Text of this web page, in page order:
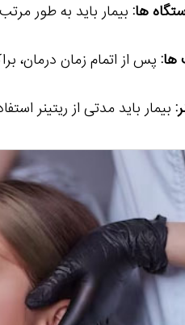
ها: بیمار باید به طور
ها: پس از اتمام زمان درمان،
بیمار باید مدتی از ریتینر